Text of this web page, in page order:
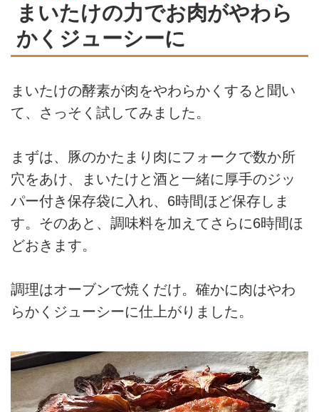
まいたけの力でお肉がやわら
かくジューシーに
まいたけの酵素が肉をやわらかくすると聞い
て、さっそく試してみました。
まずは、豚のかたまり肉にフォークで数か所
穴をあけ、まいたけと酒と一緒に厚手のジッ
パー付き保存袋に入れ、6時間ほど保存しま
す。そのあと、調味料を加えてさらに6時間ほ
どおきます。
調理はオーブンで焼くだけ。確かに肉はやわ
らかくジューシーに仕上がりました。